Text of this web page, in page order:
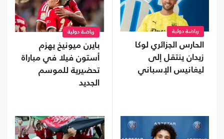
رياضة دولية
الحارس الجزائري لوكا
زيدان ينتقل إلى
ليغانيس الإسباني
رياضة دولية
بايرن ميونيخ يهزم
أستون فيلا في مباراة
تحضيرية للموسم
الجديد